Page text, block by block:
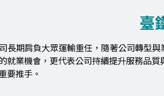
臺
長期肩負大眾運輸重任，隨著公司轉型
就業機會，更代表公司持續提升服務品
要推手。